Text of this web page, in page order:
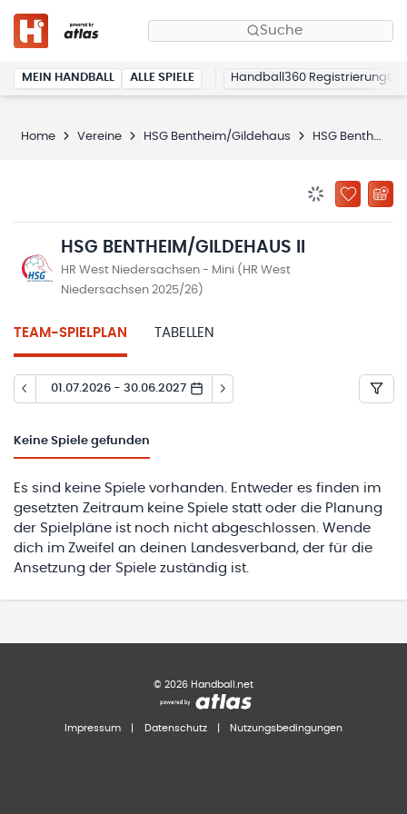
Suche
MEIN HANDBALL ALLE SPIELE Handball360 Registrierung
Home Vereine HSG Bentheim/Gildehaus HSG Bentheim/Gildehaus II
ZU
HSG BENTHEIM/GILDEHAUS II
HR West Niedersachsen - Mini (HR West
Niedersachsen 2025/26)
TEAM-SPIELPLAN TABELLEN
01.07.2026 - 30.06.2027
Keine Spiele gefunden
Es sind keine Spiele vorhanden. Entweder es finden im
gesetzten Zeitraum keine Spiele statt oder die Planung
der Spielpläne ist noch nicht abgeschlossen. Wende
dich im Zweifel an deinen Landesverband, der für die
Ansetzung der Spiele zuständig ist.
© 2026 Handball.net
Impressum Datenschutz Nutzungsbedingungen